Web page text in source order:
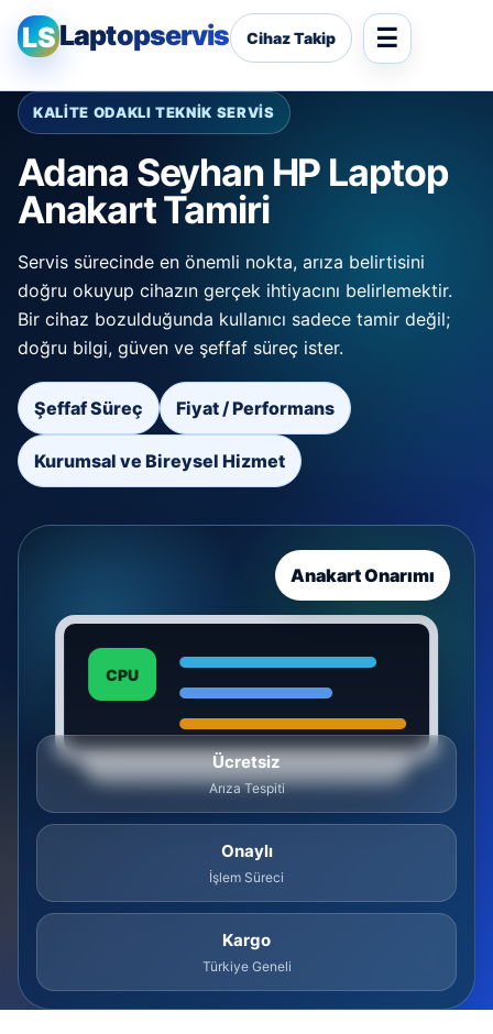
LSLaptopservis Cihaz Takip
KALİTE ODAKLI TEKNİK SERVİS
Adana Seyhan HP Laptop
Anakart Tamiri
Servis sürecinde en önemli nokta, arıza belirtisini
doğru okuyup cihazın gerçek ihtiyacını belirlemektir.
Bir cihaz bozulduğunda kullanıcı sadece tamir değil;
doğru bilgi, güven ve şeffaf süreç ister.
Şeffaf Süreç Fiyat / Performans
Kurumsal ve Bireysel Hizmet
CPU
Anakart Onarımı
Ücretsiz
Arıza Tespiti
Onaylı
İşlem Süreci
Kargo
Türkiye Geneli